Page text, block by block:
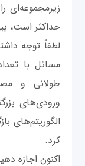
زیرمجموعه‌ای
حداکثر است،
لطفاً توجه
مسائل با
طولانی و
ورودی‌های
الگوریتم‌های
کرد.
اکنون اجازه